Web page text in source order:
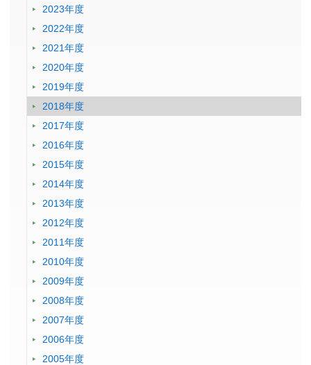
2023年度
2022年度
2021年度
2020年度
2019年度
2018年度
2017年度
2016年度
2015年度
2014年度
2013年度
2012年度
2011年度
2010年度
2009年度
2008年度
2007年度
2006年度
2005年度